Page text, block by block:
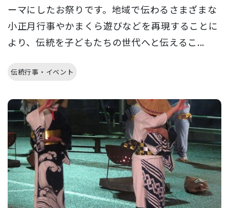
ーマにしたお祭りです。地域で伝わるさまざまな
小正月行事やかまくら遊びなどを再現することに
より、伝統を子どもたちの世代へと伝えるこ...
伝統行事・イベント